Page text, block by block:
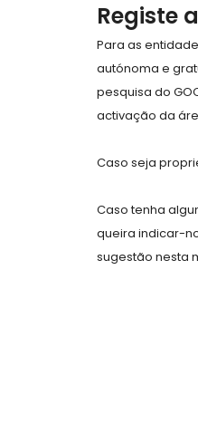
Registe
Para as
autónoma e
pesquisa do
activação da
Caso seja
Caso tenha
queira indicar-
sugestão nesta